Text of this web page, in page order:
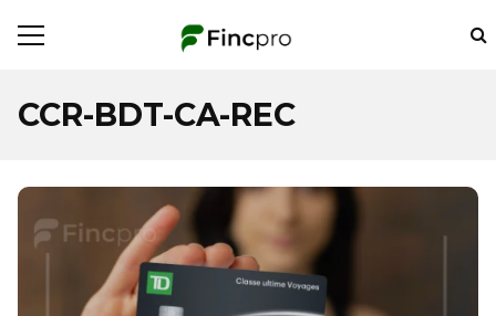
CCR-BDT-CA-REC